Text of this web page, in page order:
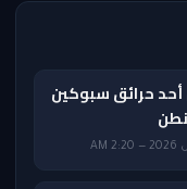
حرائق سبوكين